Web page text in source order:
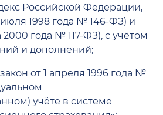
Российской Федерации,
июля 1998 года № 146-ФЗ) и
2000 года № 117-ФЗ), с учётом
и дополнений;
от 1 апреля 1996 года №
учёте в системе